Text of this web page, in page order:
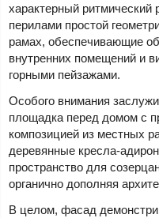
характерный ритмический
перилами простой
рамах, обеспечивающие
внутренних помещений и
горными пейзажами.
Особого внимания
площадка перед домом с
композицией из местных
деревянные кресла-
пространство для
органично дополняя
В целом, фасад